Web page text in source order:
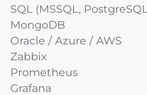
SQL (MSSQL,
MongoDB
Oracle / Azure / AWS
Zabbix
Prometheus
Grafana